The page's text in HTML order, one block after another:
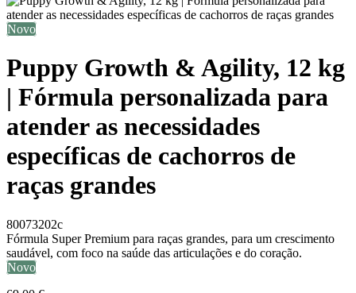
Novo
Puppy Growth & Agility, 12 kg
| Fórmula personalizada para
atender as necessidades
específicas de cachorros de
raças grandes
80073202c
Fórmula Super Premium para raças grandes, para um crescimento
saudável, com foco na saúde das articulações e do coração.
Novo